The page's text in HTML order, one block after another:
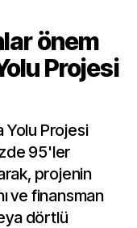
önem
Projesi
Yolu Projesi
95'ler
projenin
ve finansman
dörtlü